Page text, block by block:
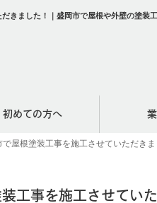
きました！｜盛岡市で屋根や外壁の塗装
初めての方へ
屋根塗装工事を施工させていただきま
工事を施工させていた